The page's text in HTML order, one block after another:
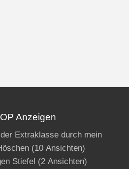
Anzeigen
Extraklasse durch mein
(10 Ansichten)
Stiefel (2 Ansichten)